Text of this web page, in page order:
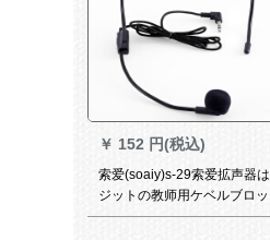
￥ 152 円(税込)
索爱(soaiy)s-29索爱拡声器は
ジットの教师用ケベルブロッ
クを标准装备しています。